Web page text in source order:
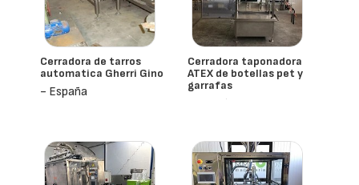
Cerradora de tarros
automatica Gherri Gino
- España
Cerradora taponadora
ATEX de botellas pet y
garrafas
- España